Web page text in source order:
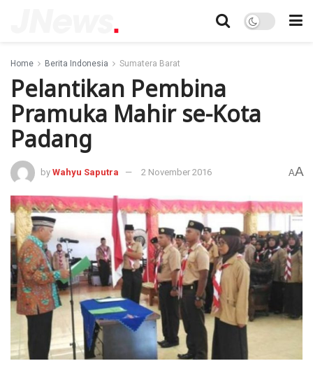
Home Berita Indonesia Sumatera Barat
Pelantikan Pembina
Pramuka Mahir se-Kota
Padang
by Wahyu Saputra 2 November 2016 AA